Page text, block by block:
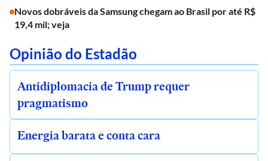
Novos dobráveis da Samsung chegam ao Brasil por até R$
19,4 mil; veja
Opinião do Estadão
Antidiplomacia de Trump requer
pragmatismo
Energia barata e conta cara